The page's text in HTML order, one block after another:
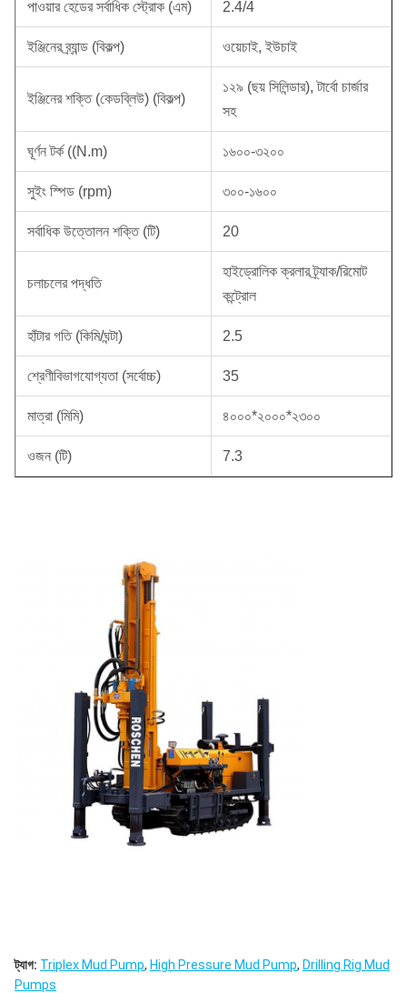
পাওয়ার হেডের সর্বাধিক স্ট্রোক (এম) 2.4/4
ইঞ্জিনের ব্র্যান্ড (বিকল্প) ওয়েচাই, ইউচাই
ইঞ্জিনের শক্তি (কেডব্লিউ) (বিকল্প)
১২৯ (ছয় সিলিন্ডার), টার্বো চার্জার
সহ
ঘূর্ণন টর্ক ((N.m) ১৬০০-৩২০০
সুইং স্পিড (rpm) ৩০০-১৬০০
সর্বাধিক উত্তোলন শক্তি (টি) 20
চলাচলের পদ্ধতি
হাইড্রোলিক ক্রলার ট্র্যাক/রিমোট
কন্ট্রোল
হাঁটার গতি (কিমি/ঘন্টা) 2.5
শ্রেণীবিভাগযোগ্যতা (সর্বোচ্চ) 35
মাত্রা (মিমি) ৪০০০*২০০০*২৩০০
ওজন (টি) 7.3
ট্যাগ: Triplex Mud Pump, High Pressure Mud Pump, Drilling Rig Mud
Pumps